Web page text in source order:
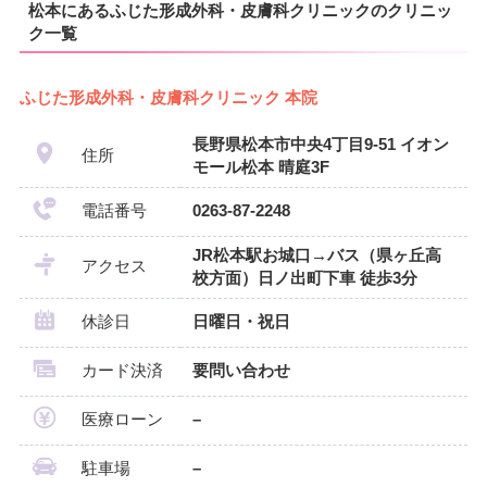
松本にあるふじた形成外科・皮膚科クリニックのクリニッ
ク一覧
ふじた形成外科・皮膚科クリニック 本院
住所
長野県松本市中央4丁目9-51 イオン
モール松本 晴庭3F
電話番号 0263-87-2248
アクセス
JR松本駅お城口→バス（県ヶ丘高
校方面）日ノ出町下車 徒歩3分
休診日 日曜日・祝日
カード決済 要問い合わせ
医療ローン –
駐車場 –